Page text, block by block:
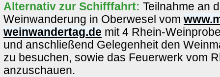
Alternativ zur Schifffahrt: Teilnahme an
Weinwanderung in Oberwesel vom
weinwandertag.de mit 4 Rhein-
und anschließend Gelegenheit den
zu besuchen, sowie das Feuerwerk vom
anzuschauen.